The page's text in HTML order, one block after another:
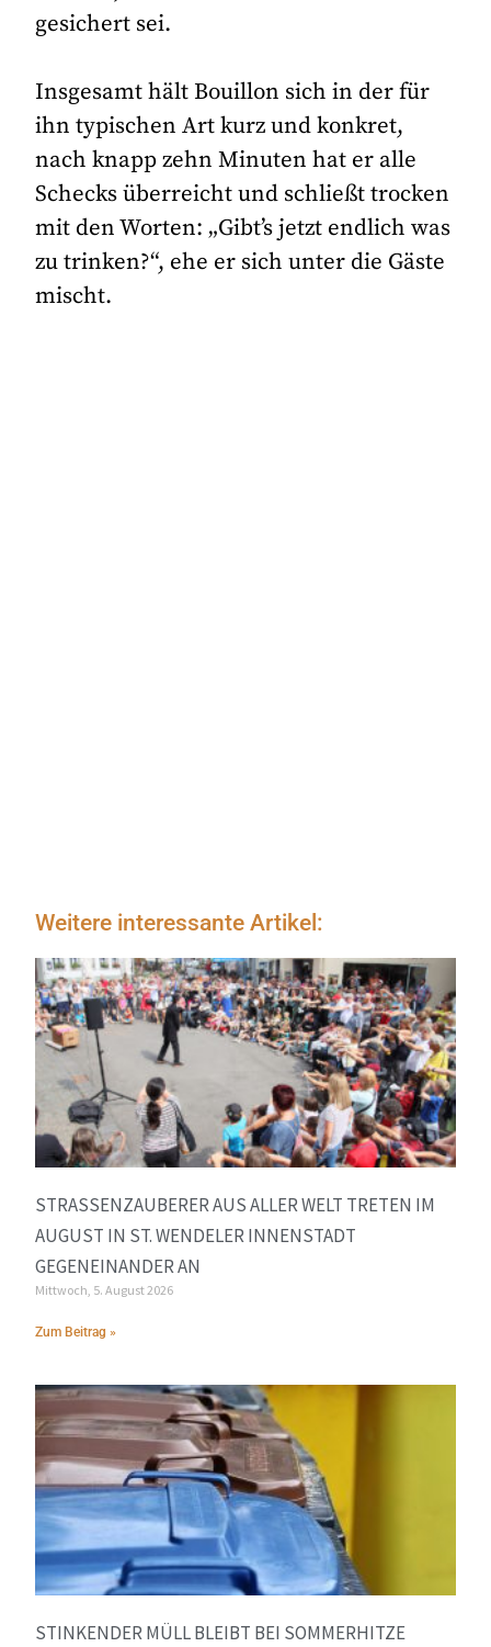
gesichert sei.
Insgesamt hält Bouillon sich in der für
ihn typischen Art kurz und konkret,
nach knapp zehn Minuten hat er alle
Schecks überreicht und schließt trocken
mit den Worten: „Gibt’s jetzt endlich was
zu trinken?“, ehe er sich unter die Gäste
mischt.
Weitere interessante Artikel:
STRASSENZAUBERER AUS ALLER WELT TRETEN IM A
UGUST IN ST. WENDELER INNENSTADT G
EGENEINANDER AN
Mittwoch, 5. August 2026
Zum Beitrag »
STINKENDER MÜLL BLEIBT BEI SOMMERHITZE